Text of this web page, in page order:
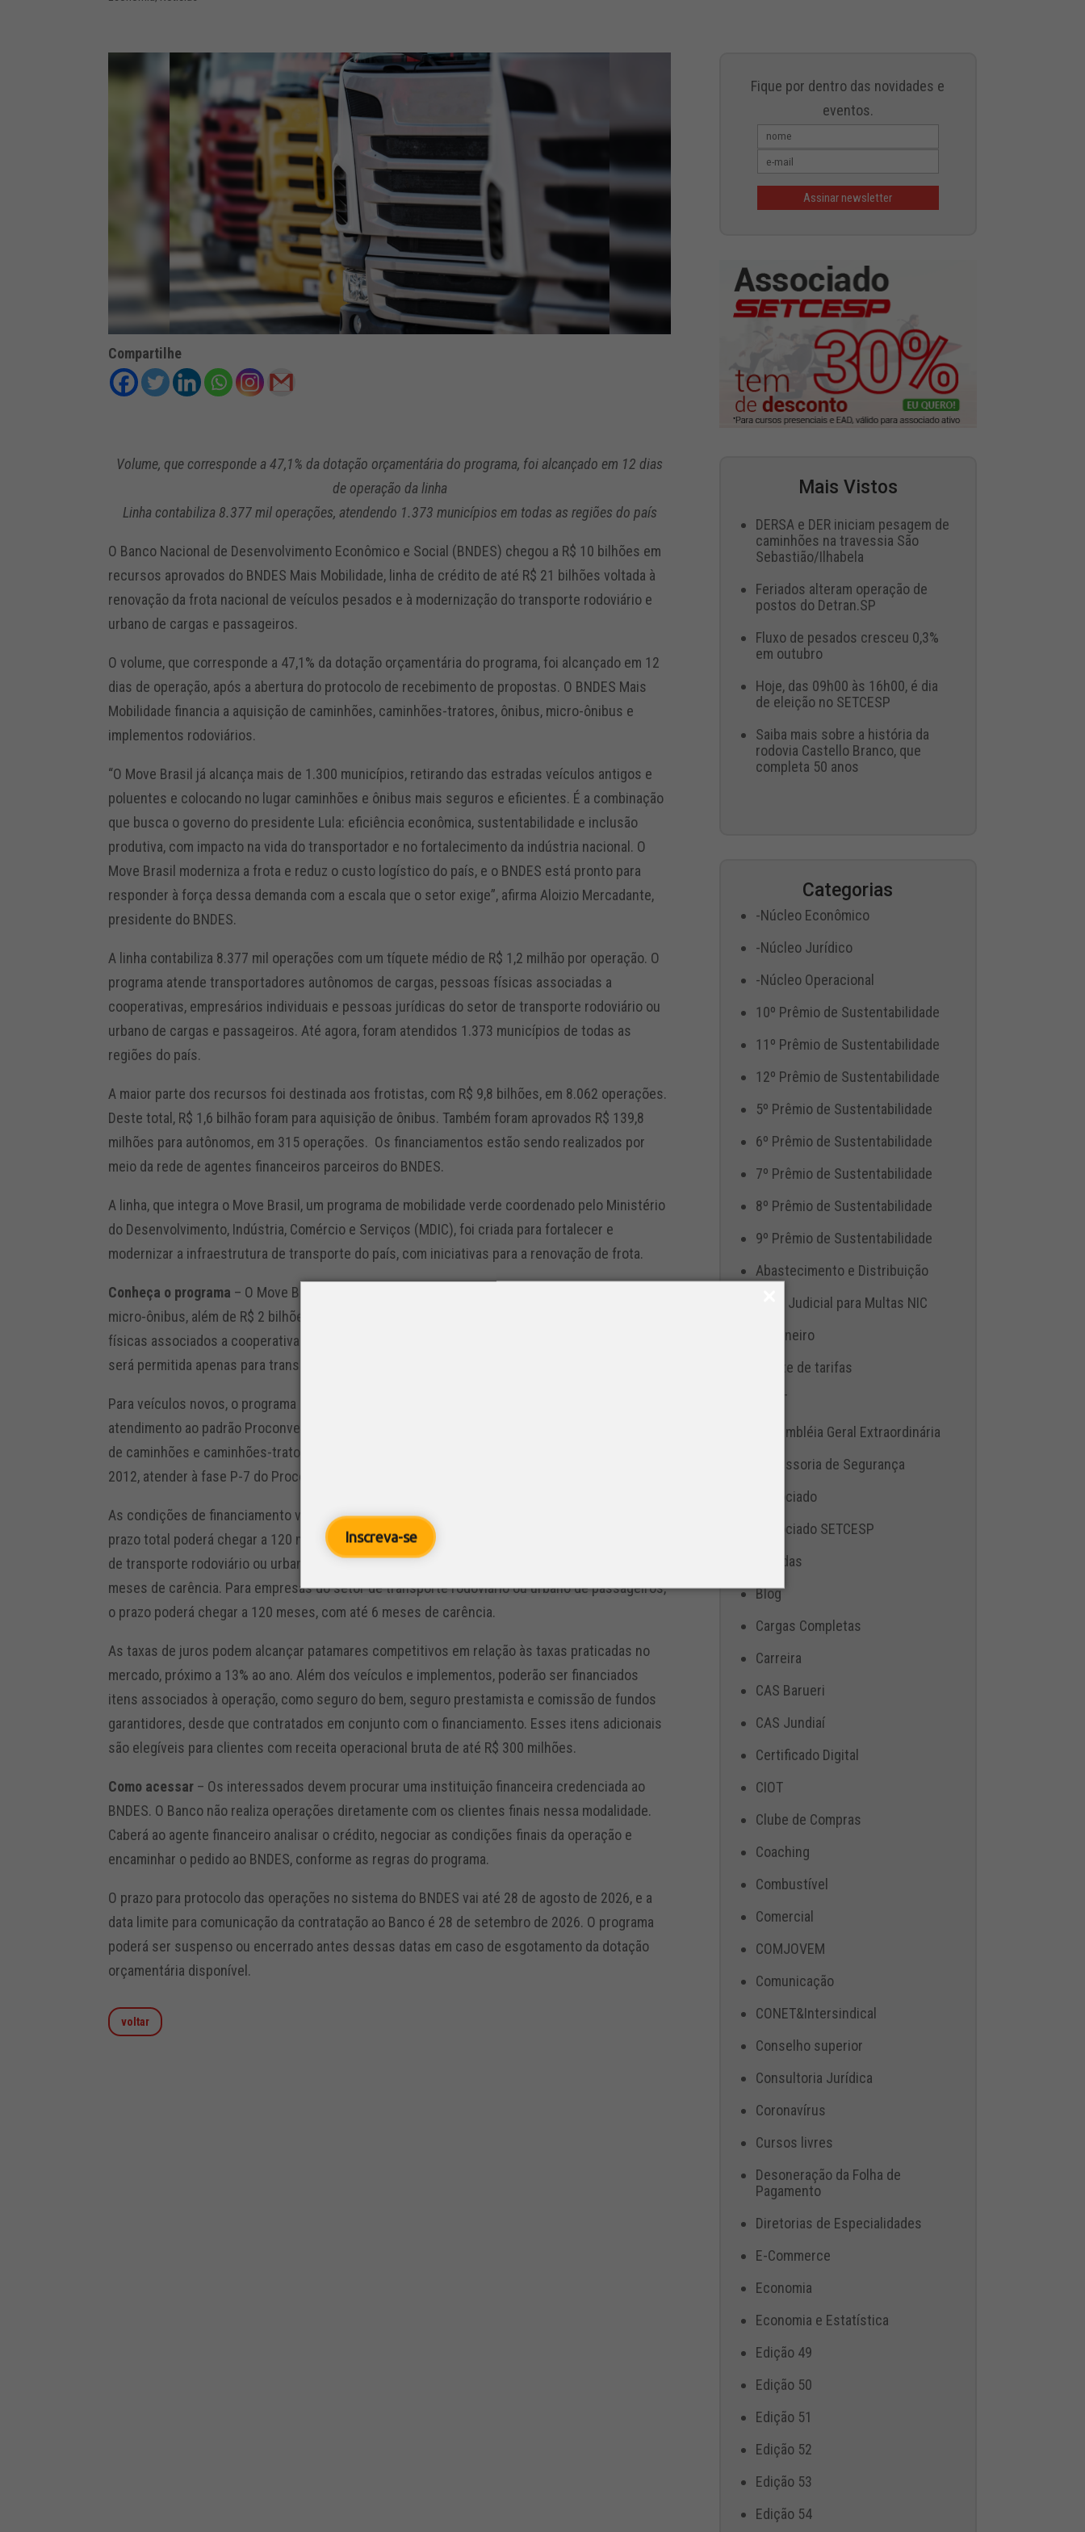
Inscreva-se
Compartilhe
Volume, que corresponde a 47,1% da dotação orçamentária do programa, foi alcançado em 12 dias
de operação da linha
Linha contabiliza 8.377 mil operações, atendendo 1.373 municípios em todas as regiões do país
O Banco Nacional de Desenvolvimento Econômico e Social (BNDES) chegou a R$ 10 bilhões em
recursos aprovados do BNDES Mais Mobilidade, linha de crédito de até R$ 21 bilhões voltada à
renovação da frota nacional de veículos pesados e à modernização do transporte rodoviário e
urbano de cargas e passageiros.
O volume, que corresponde a 47,1% da dotação orçamentária do programa, foi alcançado em 12
dias de operação, após a abertura do protocolo de recebimento de propostas. O BNDES Mais
Mobilidade financia a aquisição de caminhões, caminhões-tratores, ônibus, micro-ônibus e
implementos rodoviários.
“O Move Brasil já alcança mais de 1.300 municípios, retirando das estradas veículos antigos e
poluentes e colocando no lugar caminhões e ônibus mais seguros e eficientes. É a combinação
que busca o governo do presidente Lula: eficiência econômica, sustentabilidade e inclusão
produtiva, com impacto na vida do transportador e no fortalecimento da indústria nacional. O
Move Brasil moderniza a frota e reduz o custo logístico do país, e o BNDES está pronto para
responder à força dessa demanda com a escala que o setor exige”, afirma Aloizio Mercadante,
presidente do BNDES.
A linha contabiliza 8.377 mil operações com um tíquete médio de R$ 1,2 milhão por operação. O
programa atende transportadores autônomos de cargas, pessoas físicas associadas a
cooperativas, empresários individuais e pessoas jurídicas do setor de transporte rodoviário ou
urbano de cargas e passageiros. Até agora, foram atendidos 1.373 municípios de todas as
regiões do país.
A maior parte dos recursos foi destinada aos frotistas, com R$ 9,8 bilhões, em 8.062 operações.
Deste total, R$ 1,6 bilhão foram para aquisição de ônibus. Também foram aprovados R$ 139,8
milhões para autônomos, em 315 operações. Os financiamentos estão sendo realizados por
meio da rede de agentes financeiros parceiros do BNDES.
A linha, que integra o Move Brasil, um programa de mobilidade verde coordenado pelo Ministério
do Desenvolvimento, Indústria, Comércio e Serviços (MDIC), foi criada para fortalecer e
modernizar a infraestrutura de transporte do país, com iniciativas para a renovação de frota.
Conheça o programa – O Move Brasil prevê reserva de R$ 2 bilhões para aquisição de ônibus e
micro-ônibus, além de R$ 2 bilhões para transportadores autônomos de cargas e pessoas
físicas associados a cooperativas. A compra de caminhões e caminhões-tratores seminovos
será permitida apenas para transportadores autônomos e cooperados.
Para veículos novos, o programa exige fabricação nacional, credenciamento no CFI do BNDES e
atendimento ao padrão Proconve P-8 (Programa de Controle de Emissões Veiculares). No caso
de caminhões e caminhões-tratores seminovos, os veículos devem ter fabricação a partir de
2012, atender à fase P-7 do Proconve e observar critérios de rastreabilidade fiscal.
As condições de financiamento variam conforme o perfil do beneficiário. Para autônomos, o
prazo total poderá chegar a 120 meses, com até 12 meses de carência. Para empresas do setor
de transporte rodoviário ou urbano de cargas, o prazo poderá chegar a 60 meses, com até seis
meses de carência. Para empresas do setor de transporte rodoviário ou urbano de passageiros,
o prazo poderá chegar a 120 meses, com até 6 meses de carência.
As taxas de juros podem alcançar patamares competitivos em relação às taxas praticadas no
mercado, próximo a 13% ao ano. Além dos veículos e implementos, poderão ser financiados
itens associados à operação, como seguro do bem, seguro prestamista e comissão de fundos
garantidores, desde que contratados em conjunto com o financiamento. Esses itens adicionais
são elegíveis para clientes com receita operacional bruta de até R$ 300 milhões.
Como acessar – Os interessados devem procurar uma instituição financeira credenciada ao
BNDES. O Banco não realiza operações diretamente com os clientes finais nessa modalidade.
Caberá ao agente financeiro analisar o crédito, negociar as condições finais da operação e
encaminhar o pedido ao BNDES, conforme as regras do programa.
O prazo para protocolo das operações no sistema do BNDES vai até 28 de agosto de 2026, e a
data limite para comunicação da contratação ao Banco é 28 de setembro de 2026. O programa
poderá ser suspenso ou encerrado antes dessas datas em caso de esgotamento da dotação
orçamentária disponível.
voltar
Fique por dentro das novidades e
eventos.
Mais Vistos
DERSA e DER iniciam pesagem de
caminhões na travessia São
Sebastião/Ilhabela
Feriados alteram operação de
postos do Detran.SP
Fluxo de pesados cresceu 0,3%
em outubro
Hoje, das 09h00 às 16h00, é dia
de eleição no SETCESP
Saiba mais sobre a história da
rodovia Castello Branco, que
completa 50 anos
Categorias
-Núcleo Econômico
-Núcleo Jurídico
-Núcleo Operacional
10º Prêmio de Sustentabilidade
11º Prêmio de Sustentabilidade
12º Prêmio de Sustentabilidade
5º Prêmio de Sustentabilidade
6º Prêmio de Sustentabilidade
7º Prêmio de Sustentabilidade
8º Prêmio de Sustentabilidade
9º Prêmio de Sustentabilidade
Abastecimento e Distribuição
Ação Judicial para Multas NIC
Aduaneiro
Ajuste de tarifas
ANTT
Assembléia Geral Extraordinária
Assessoria de Segurança
Associado
Associado SETCESP
Bebidas
Blog
Cargas Completas
Carreira
CAS Barueri
CAS Jundiaí
Certificado Digital
CIOT
Clube de Compras
Coaching
Combustível
Comercial
COMJOVEM
Comunicação
CONET&Intersindical
Conselho superior
Consultoria Jurídica
Coronavírus
Cursos livres
Desoneração da Folha de
Pagamento
Diretorias de Especialidades
E-Commerce
Economia
Economia e Estatística
Edição 49
Edição 50
Edição 51
Edição 52
Edição 53
Edição 54